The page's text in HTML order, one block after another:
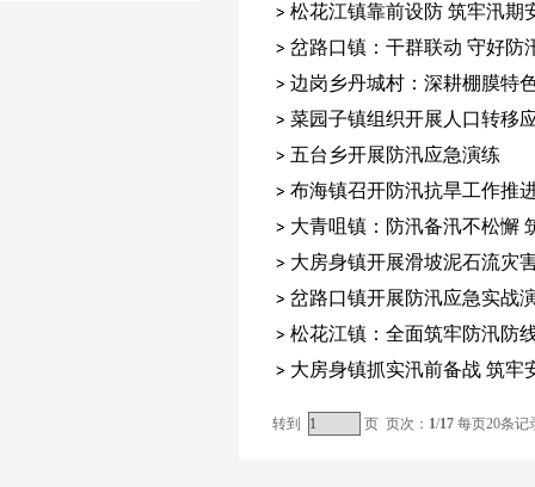
松花江镇靠前设防 筑牢汛期
岔路口镇：干群联动 守好防
边岗乡丹城村：深耕棚膜特
菜园子镇组织开展人口转移
五台乡开展防汛应急演练
布海镇召开防汛抗旱工作推
大青咀镇：防汛备汛不松懈
大房身镇开展滑坡泥石流灾
岔路口镇开展防汛应急实战
松花江镇：全面筑牢防汛防
大房身镇抓实汛前备战 筑牢
转到 页 页次： 1/17每页20条记